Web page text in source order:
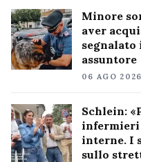
Minore
aver
assuntore
06 AGO 2026
Schlein:
infermieri
interne. I
sullo